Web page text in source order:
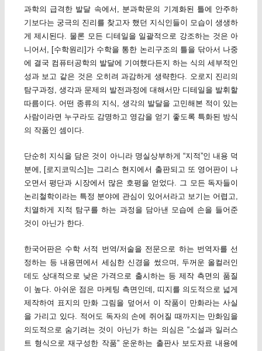
과학의 급격한 발달 속에서, 분과학문의 기계화된 틀에 안주하
기보다는 궁극의 진리를 찾고자 했던 지식인들이 모습이 생생하
게 제시된다. 물론 모든 디테일을 일괄적으로 강조하는 것은 아
니어서, [수학원리]가 수학을 통한 논리구조의 틀을 닦아서 나중
에 결국 컴퓨터공학의 발달에 기여했다든지 하는 식의 세부적인
성과 보고 같은 것은 오히려 과감하게 생략한다. 오로지 진리의
탐구과정, 생각과 문제의 발전과정에 대해서만 디테일을 발휘할
따름이다. 어떤 종류의 지식, 생각의 발달을 고민해본 적이 있는
사람이라면 누구라도 감명하고 영감을 얻기 좋도록 특화된 방식
의 작품인 셈이다.
단순히 지식을 담은 것이 아니라 명실상부하게 “지적”인 내용 덕
분에, [로지코믹스]는 그리스 현지에서 출판되고 또 영어판이 나
오면서 평단과 시장에서 많은 호평을 얻었다. 그 모든 독자들이
논리철학이라는 특정 분야에 관심이 있어서라고 보기는 어렵고,
치열하게 지적 탐구를 하는 과정을 담아낸 모습에 손을 들어준
것이 아닌가 한다.
한국어판은 수학 서적 번역/저술을 전문으로 하는 번역자를 선
정하는 등 내용면에서 세심한 신경을 썼으며, 두꺼운 올컬러인
데도 상대적으로 낮은 가격으로 출시하는 등 제작 측면의 품질
이 높다. 아쉬운 점은 마케팅 측면인데, 띠지를 의도적으로 넓게
제작하여 표지의 만화 그림을 덮어서 이 작품이 만화라는 사실
을 가리고 있다. 적어도 독자의 손에 쥐어질 때까지는 만화임을
의도적으로 숨기려는 것이 아닌가 하는 의심은 “소설과 일러스
트 형식으로 재구성한 작품” 운운하는 출판사 보도자료 내용에